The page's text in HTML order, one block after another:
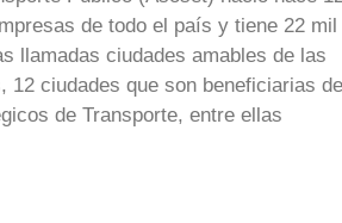
de todo el país y tiene 22 mil
llamadas ciudades amables de las
12 ciudades que son beneficiarias de
de Transporte, entre ellas